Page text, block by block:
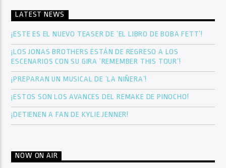
LATEST NEWS
¡ESTE ES EL NUEVO TEASER DE ‘EL LIBRO DE BOBA FETT’!
¡LOS JONAS BROTHERS ESTÁN DE REGRESO A LOS
ESCENARIOS CON SU GIRA ‘REMEMBER THIS TOUR’!
¡PREPARAN UN MUSICAL DE ‘LA NIÑERA’!
¡ESTOS SON LOS AVANCES DEL REMAKE DE PINOCHO!
¡DETIENEN A FAN DE KYLIE JENNER!
NOW ON AIR